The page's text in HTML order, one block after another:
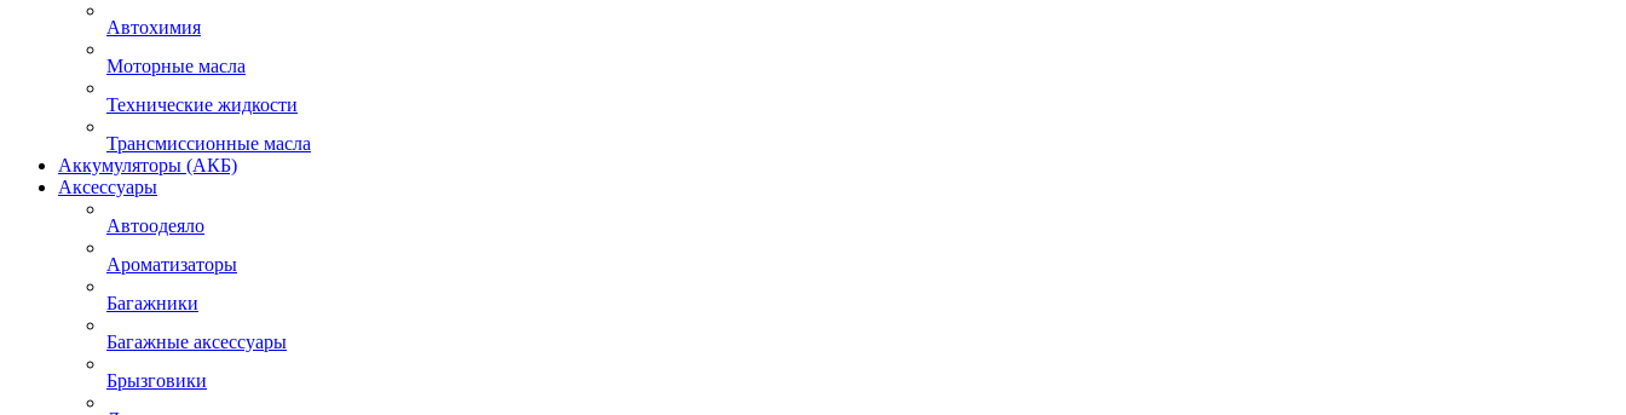
Автохимия
Моторные масла
Технические жидкости
Трансмиссионные масла
Аккумуляторы (АКБ)
Аксессуары
Автоодеяло
Ароматизаторы
Багажники
Багажные аксессуары
Брызговики